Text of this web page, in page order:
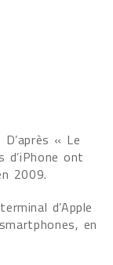
« Le
ont
2009.
d’Apple
en